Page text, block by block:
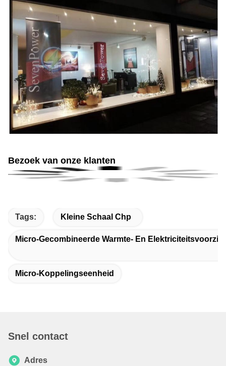
Bezoek van onze klanten
Tags: Kleine Schaal Chp
Micro-Gecombineerde Warmte- En
Micro-Koppelingseenheid
Snel contact
Adres